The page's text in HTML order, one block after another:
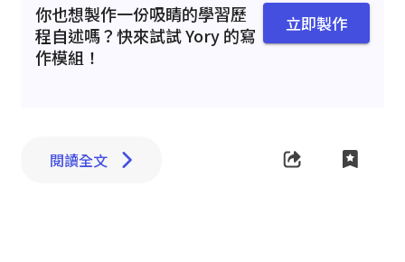
你也想製作一份吸睛的學習歷
程自述嗎？快來試試 Yory 的寫
作模組！
立即製作
閱讀全文